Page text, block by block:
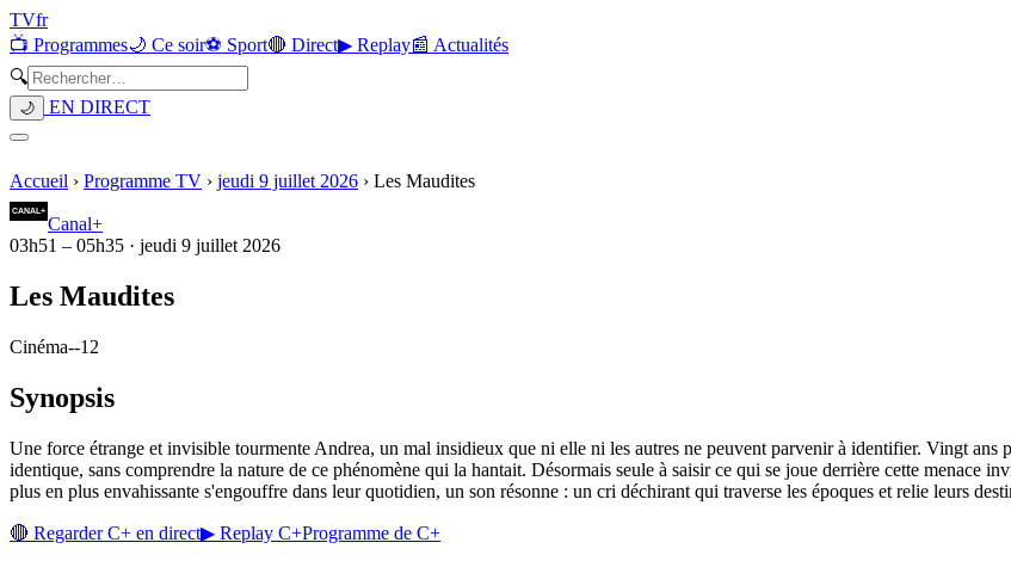
TVfr
📺 Programmes🌙 Ce soir⚽ Sport🔴 Direct▶ Replay📰 Actualités
🔍
🌙 EN DIRECT
Accueil › Programme TV › jeudi 9 juillet 2026 › Les Maudites
Canal+
03h51 – 05h35 · jeudi 9 juillet 2026
Les Maudites
Cinéma--12
Synopsis
Une force étrange et invisible tourmente Andrea, un mal insidieux que ni elle ni les autres ne peuvent parvenir à identifier. Vingt
identique, sans comprendre la nature de ce phénomène qui la hantait. Désormais seule à saisir ce qui se joue derrière cette menace
plus en plus envahissante s'engouffre dans leur quotidien, un son résonne : un cri déchirant qui traverse les époques et relie leurs
🔴 RegarderC+ en direct▶ Replay C+Programme de C+